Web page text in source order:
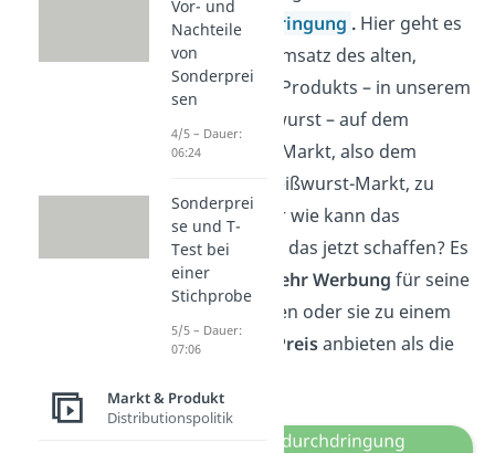
Marktdurchdringung .Hier geht es
darum, den Umsatz des alten,
bestehenden Produkts – in unserem
Fall der Weißwurst – auf dem
bestehenden Markt, also dem
deutschen Weißwurst-Markt, zu
erhöhen. Aber wie kann das
Unternehmen das jetzt schaffen? Es
könnte z.B.
mehr Werbung für seine
Würste machen oder sie zu einem
günstigeren Preisanbieten als die
Vor- und
Nachteile
von
Sonderprei
sen
4/5 – Dauer:
06:24
Sonderprei
se und T-
Test bei
einer
Stichprobe
5/5 – Dauer:
07:06
Markt & Produkt
Distributionspolitik